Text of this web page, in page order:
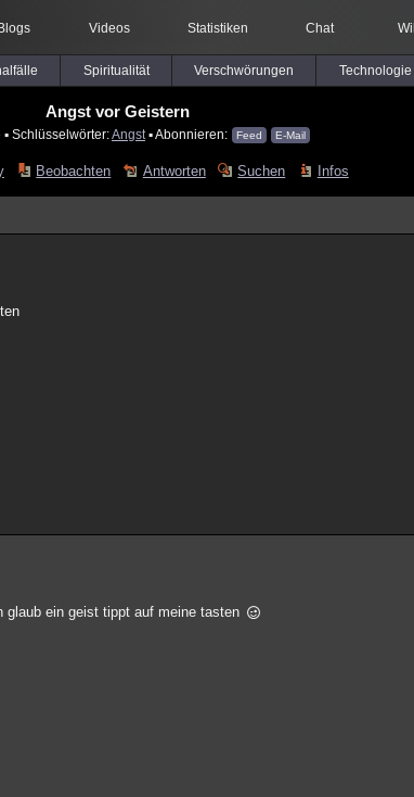
Blogs Videos Statistiken Chat
Spiritualität Verschwörungen Technologie
Angst vor Geistern
▪ Schlüsselwörter:Angst ▪ Abonnieren: Feed E-Mail
Beobachten Antworten Suchen Infos
ein geist tippt auf meine tasten